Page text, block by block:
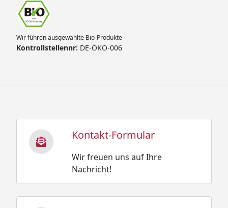
Wir führen ausgewählte Bio-Produkte
Kontrollstellennr: DE-ÖKO-006
Kontakt-Formular
Wir freuen uns auf Ihre
Nachricht!